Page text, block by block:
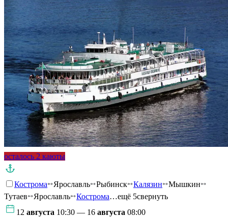
осталось 2 каюты
Кострома Ярославль Рыбинск Калязин
Мышкин
Тутаев
Ярославль Кострома…ещё 5свернуть
12 августа 10:30 — 16 августа 08:00